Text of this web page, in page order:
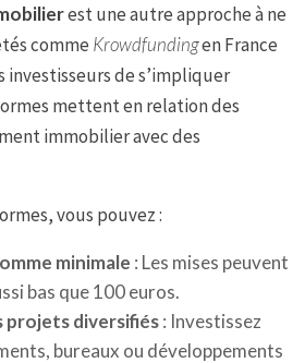
est une autre approche à ne
comme Krowdfundingen France
de s’impliquer
mettent en relation des
immobilier avec des
vous pouvez :
minimale : Les mises peuvent
bas que 100 euros.
projets diversifiés: Investissez
bureaux ou développements